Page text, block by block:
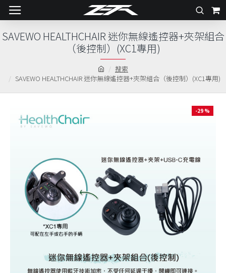
搜索
SAVEWO HEALTHCHAIR 迷你無線遙控器+夾架組合（後控制）(XC1專用)
SAVEWO HEALTHCHAIR 迷你無線遙控器+夾架組合
（後控制）(XC1專用)
-29 %